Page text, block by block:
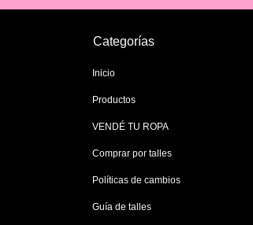
Categorías
Inicio
Productos
VENDÉ TU ROPA
Comprar por talles
Políticas de cambios
Guía de talles